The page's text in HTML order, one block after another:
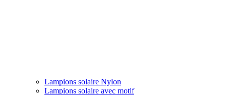
Lampions solaire Nylon
Lampions solaire avec motif